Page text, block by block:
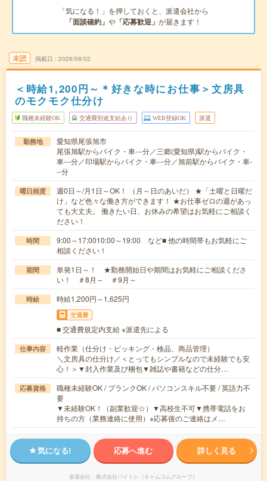
「気になる！」を押しておくと、派遣会社から
「面談確約」 や 「応募歓迎」 が届きます！
未読 掲載日 2026/08/02
＜時給1,200円～＊好きな時にお仕事＞文房具
のモクモク仕分け
職種未経験OK 交通費別途支給あり WEB登録OK 派遣
勤務地
愛知県尾張旭市
尾張旭駅からバイク・車---分／三郷(愛知県)駅からバイク・
車---分／印場駅からバイク・車---分／旭前駅からバイク・車-
--分
曜日頻度
週0日～/月1日～OK！ （月～日のあいだ） ★「土曜と日曜だ
け」など色々な働き方ができます！ ★お仕事ゼロの週があっ
ても大丈夫。 働きたい日、お休みの希望はお気軽にご相談く
ださい！
時間
9:00～17:0010:00～19:00 など■ 他の時間帯もお気軽にご
相談ください！
期間
単発1日～！ ★勤務開始日や期間はお気軽にご相談くださ
い！ ＃8月～ ＃9月～
時給 時給1,200円～1,625円
交通費
■ 交通費規定内支給 ※派遣先による
仕事内容
軽作業（仕分け・ピッキング・検品、商品管理）
＼文房具の仕分け／＜とってもシンプルなので未経験でも安
心！＞▼封入作業及び梱包▼雑誌や書籍などの仕分…
応募資格
職種未経験OK / ブランクOK / パソコンスキル不要 / 英語力不
要
▼未経験OK！（副業歓迎☆）▼高校生不可▼携帯電話をお
持ちの方（業務連絡に使用）※応募後のご連絡はメ…
気になる! 応募へ進む 詳しく見る
派遣会社 株式会社バイトレ（キャムコムグループ）